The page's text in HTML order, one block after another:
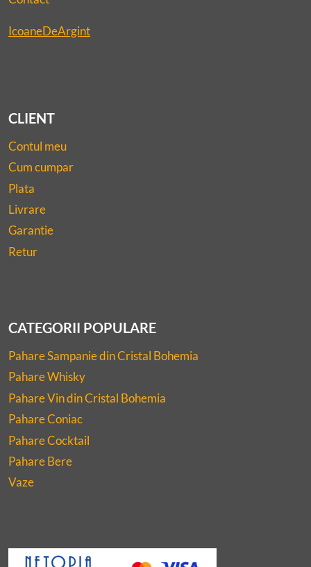
IcoaneDeArgint
CLIENT
Contul meu
Cum cumpar
Plata
Livrare
Garantie
Retur
CATEGORII POPULARE
Pahare Sampanie din Cristal Bohemia
Pahare Whisky
Pahare Vin din Cristal Bohemia
Pahare Coniac
Pahare Cocktail
Pahare Bere
Vaze